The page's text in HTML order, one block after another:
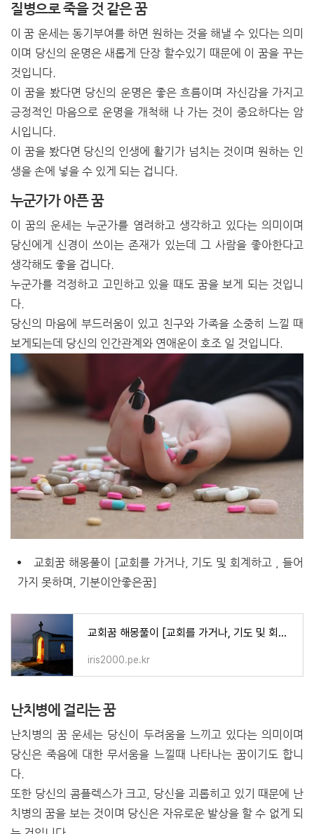
질병으로 죽을 것 같은 꿈
이 꿈 운세는 동기부여를 하면 원하는 것을 해낼 수 있다는 의미
이며 당신의 운명은 새롭게 단장 할수있기 때문에 이 꿈을 꾸는
것입니다.
이 꿈을 봤다면 당신의 운명은 좋은 흐름이며 자신감을 가지고
긍정적인 마음으로 운명을 개척해 나 가는 것이 중요하다는 암
시입니다.
이 꿈을 봤다면 당신의 인생에 활기가 넘치는 것이며 원하는 인
생을 손에 넣을 수 있게 되는 겁니다.
누군가가 아픈 꿈
이 꿈의 운세는 누군가를 염려하고 생각하고 있다는 의미이며
당신에게 신경이 쓰이는 존재가 있는데 그 사람을 좋아한다고
생각해도 좋을 겁니다.
누군가를 걱정하고 고민하고 있을 때도 꿈을 보게 되는 것입니
다.
당신의 마음에 부드러움이 있고 친구와 가족을 소중히 느낄 때
보게되는데 당신의 인간관계와 연애운이 호조 일 것입니다.
교회꿈 해몽풀이 [교회를 가거나, 기도 및 회계하고 , 들어
가지 못하며, 기분이안좋은꿈]
교회꿈 해몽풀이 [교회를 가거나, 기도 및 회계하고 , 들어가지 못하며, 기분이안좋은꿈]
iris2000.pe.kr
난치병에 걸리는 꿈
난치병의 꿈 운세는 당신이 두려움을 느끼고 있다는 의미이며
당신은 죽음에 대한 무서움을 느낄때 나타나는 꿈이기도 합니
다.
또한 당신의 콤플렉스가 크고, 당신을 괴롭히고 있기 때문에 난
치병의 꿈을 보는 것이며 당신은 자유로운 발상을 할 수 없게 되